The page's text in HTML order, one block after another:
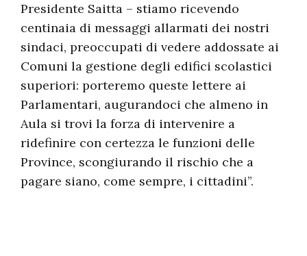
Presidente Saitta – stiamo ricevendo
centinaia di messaggi allarmati dei nostri
sindaci, preoccupati di vedere addossate ai
Comuni la gestione degli edifici scolastici
superiori: porteremo queste lettere ai
Parlamentari, augurandoci che almeno in
Aula si trovi la forza di intervenire a
ridefinire con certezza le funzioni delle
Province, scongiurando il rischio che a
pagare siano, come sempre, i cittadini”.